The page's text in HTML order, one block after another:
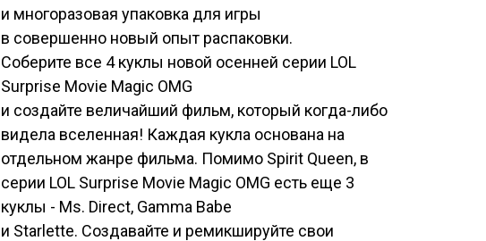
и многоразовая упаковка для игры
в совершенно новый опыт распаковки.
Соберите все 4 куклы новой осенней серии LOL
Surprise Movie Magic OMG
и создайте величайший фильм, который когда-либо
видела вселенная! Каждая кукла основана на
отдельном жанре фильма. Помимо Spirit Queen, в
серии LOL Surprise Movie Magic OMG есть еще 3
куклы - Ms. Direct, Gamma Babe
и Starlette. Создавайте и ремикшируйте свои